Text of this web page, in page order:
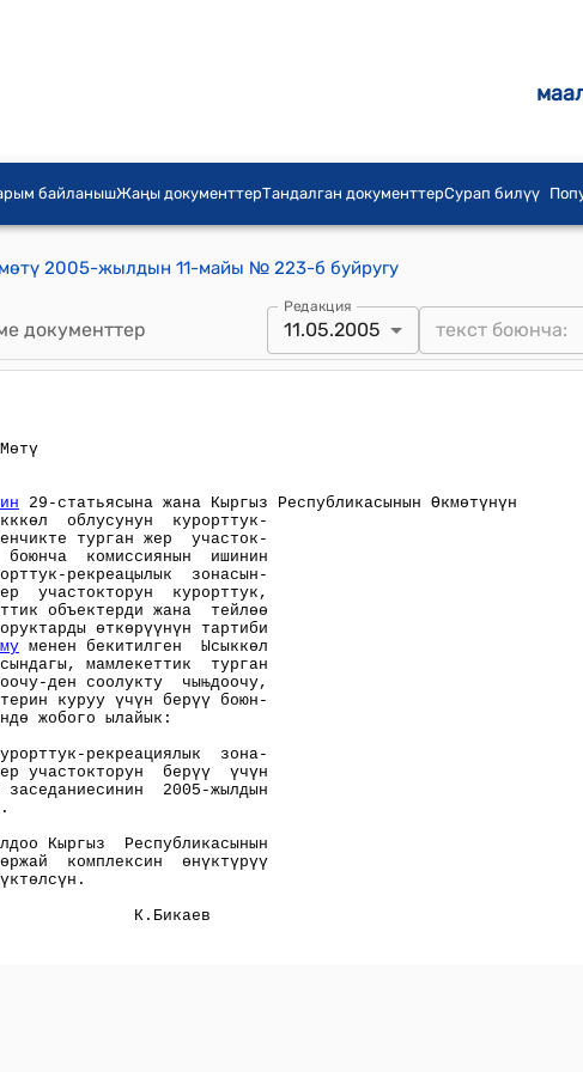
байланышЖаңы документтерТандалган документтерСурап билүү
2005-жылдын 11-майы № 223-б буйругу
документтер
Редакция
11.05.2005